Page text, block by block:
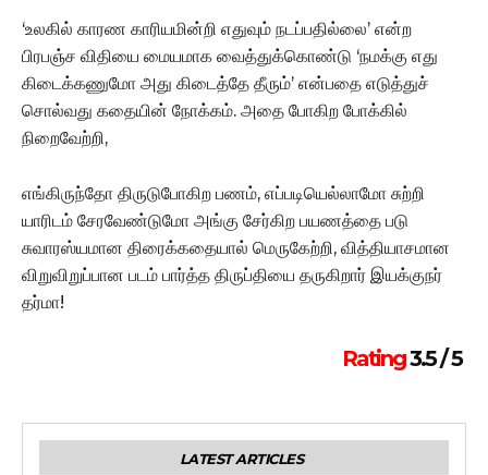
‘உலகில் காரண காரியமின்றி எதுவும் நடப்பதில்லை’ என்ற
பிரபஞ்ச விதியை மையமாக வைத்துக்கொண்டு ‘நமக்கு எது
கிடைக்கணுமோ அது கிடைத்தே தீரும்’ என்பதை எடுத்துச்
சொல்வது கதையின் நோக்கம். அதை போகிற போக்கில்
நிறைவேற்றி,
எங்கிருந்தோ திருடுபோகிற பணம், எப்படியெல்லாமோ சுற்றி
யாரிடம் சேரவேண்டுமோ அங்கு சேர்கிற பயணத்தை படு
சுவாரஸ்யமான திரைக்கதையால் மெருகேற்றி, வித்தியாசமான
விறுவிறுப்பான படம் பார்த்த திருப்தியை தருகிறார் இயக்குநர்
தர்மா!
Rating3.5 / 5
LATEST ARTICLES